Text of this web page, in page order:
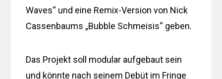
Waves“ und eine Remix-Version von Nick
Cassenbaums „Bubble Schmeisis“ geben.
Das Projekt soll modular aufgebaut sein
und könnte nach seinem Debüt im Fringe